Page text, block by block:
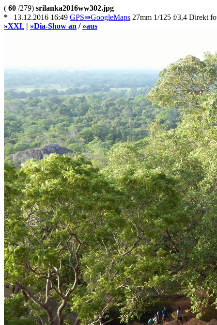
( 60 /279) srilanka2016ww302.jpg
*
13.12.2016 16:49 GPS⇛GoogleMaps 27mm 1/125 f/3,4 Direkt
»XXL | »Dia-Show an /»aus